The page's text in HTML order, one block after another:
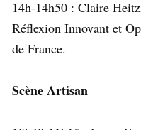
14h-14h50 : Claire
Réflexion Innovant et
de France.
Scène Artisan